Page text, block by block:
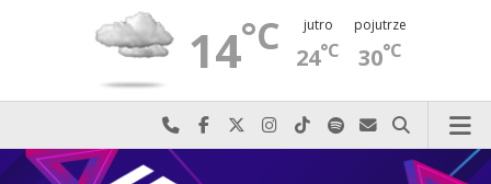
14°C jutro
24°C
pojutrze
30°C
Najlepiej po prostu do nas zadzwoń
Odwiedź nas na Facebook-u
Odwiedź nas na X
Odwiedź nas na Instagram-ie
Odwiedź nas na TikTok-u
Szukaj nas na Spotify
Wyślij do nas
Szukaj